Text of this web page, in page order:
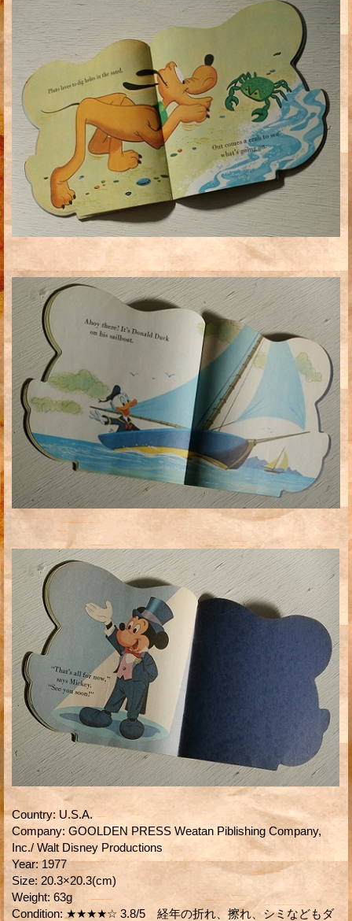
Country: U.S.A.
Company: GOOLDEN PRESS Weatan Piblishing Company,
Inc./ Walt Disney Productions
Year: 1977
Size: 20.3×20.3(cm)
Weight: 63g
Condition: ★★★★☆ 3.8/5 経年の折れ、擦れ、シミなどもダ